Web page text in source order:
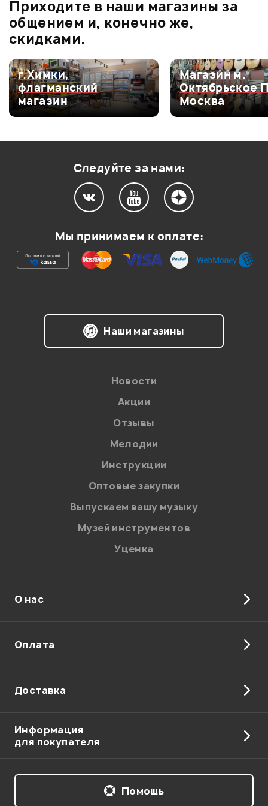
0.0
Оценка5
0
Оценка4
0
Оценка3
0
Ваша оценка:
на обработку персональных данных в
Политикой в отношении обработки
персональных данных.
Введите проверочное число:
Отправить
Приходите в наши магазины за
общением и, конечно же,
скидками.
г.Химки,
флагманский
магазин
Магазин м.
Октябрьское
Москва
Следуйте за нами:
Мы принимаем к оплате:
Наши магазины
Новости
Акции
Отзывы
Мелодии
Инструкции
Оптовые закупки
Выпускаем вашу музыку
Музей инструментов
Уценка
О нас
Оплата
Доставка
Информация
для покупателя
Помощь